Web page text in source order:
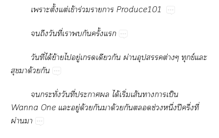
​ั้​ต่​ข้​ร่​​​Produce101
​​ี่​​​​ั้​
ี่​ได้​ย้​​ู่​​​​​ผ่​​ต่​ข์​​
​​ด้​
​ั่​ี่​​​ได้​ิ่​ส้​​​ป็​
Wanna​One​​ู่​ด้​​​ด้​​​ช่​ึ่​ปี​ึ่​ี่​
ผ่​